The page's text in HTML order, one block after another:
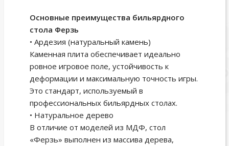
Основные преимущества бильярдного
стола Ферзь
• Ардезия (натуральный камень)
Каменная плита обеспечивает идеально
ровное игровое поле, устойчивость к
деформации и максимальную точность игры.
Это стандарт, используемый в
профессиональных бильярдных столах.
• Натуральное дерево
В отличие от моделей из МДФ, стол
«Ферзь» выполнен из массива дерева,